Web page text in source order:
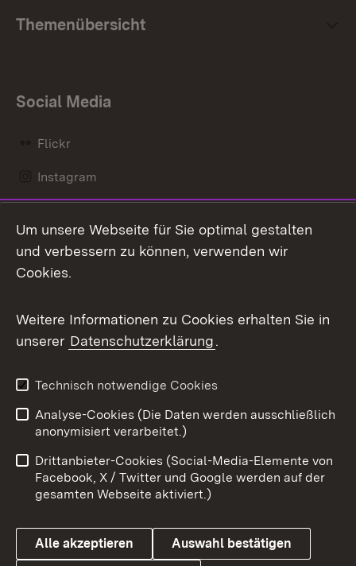
Themenübersicht
Social Media
Flickr
Instagram
Mastodon
Messenger
Social Wall
X / Twitter
Youtube
Benutzungshinweise
Barrierefreiheit
Datenschutz
Cookies
Um unsere Webseite für Sie optimal gestalten
und verbessern zu können, verwenden wir
Cookies.
Weitere Informationen zu Cookies erhalten Sie in
unserer Datenschutzerklärung.
Technisch notwendige Cookies
Analyse-Cookies (Die Daten werden ausschließlich
anonymisiert verarbeitet.)
Drittanbieter-Cookies (Social-Media-Elemente von
Facebook, X / Twitter und Google werden auf der
gesamten Webseite aktiviert.)
Alle akzeptieren Auswahl bestätigen